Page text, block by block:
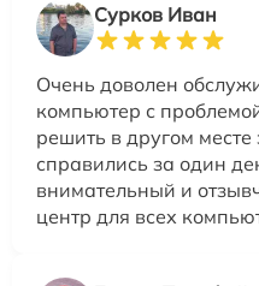
Сурков Иван
Очень доволен
компьютер с
решить в другом
справились за один
внимательный и
центр для всех